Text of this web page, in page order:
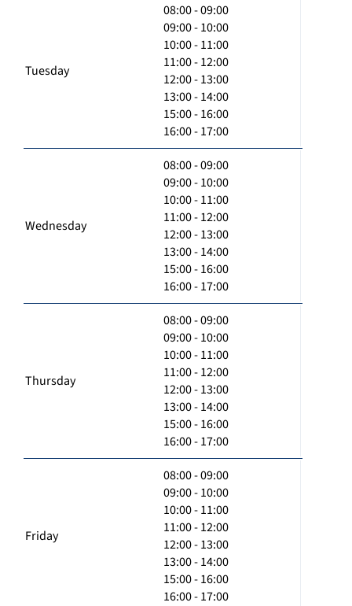
Tuesday
08:00 - 09:00
09:00 - 10:00
10:00 - 11:00
11:00 - 12:00
12:00 - 13:00
13:00 - 14:00
15:00 - 16:00
16:00 - 17:00
Wednesday
08:00 - 09:00
09:00 - 10:00
10:00 - 11:00
11:00 - 12:00
12:00 - 13:00
13:00 - 14:00
15:00 - 16:00
16:00 - 17:00
Thursday
08:00 - 09:00
09:00 - 10:00
10:00 - 11:00
11:00 - 12:00
12:00 - 13:00
13:00 - 14:00
15:00 - 16:00
16:00 - 17:00
Friday
08:00 - 09:00
09:00 - 10:00
10:00 - 11:00
11:00 - 12:00
12:00 - 13:00
13:00 - 14:00
15:00 - 16:00
16:00 - 17:00